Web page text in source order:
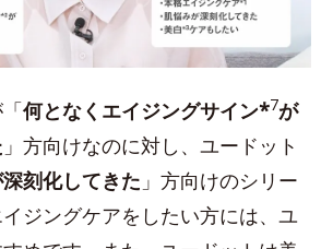
何となくエイジングサイン*7が
」方向けなのに対し、ユードット
刻化してきた 」方向けのシリー
ジングケアをしたい方には、ユ